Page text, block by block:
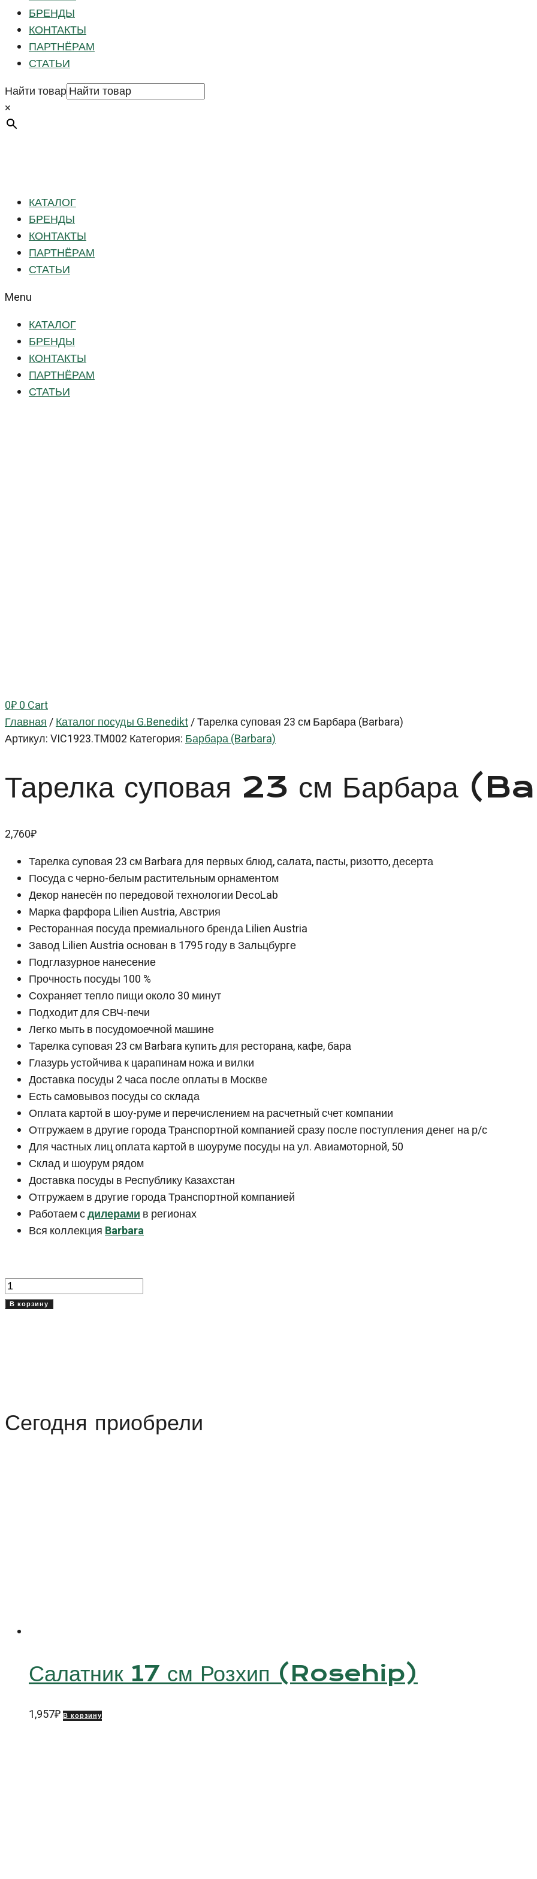
БРЕНДЫ
КОНТАКТЫ
ПАРТНЁРАМ
СТАТЬИ
Найти товар
×
КАТАЛОГ
БРЕНДЫ
КОНТАКТЫ
ПАРТНЁРАМ
СТАТЬИ
Menu
КАТАЛОГ
БРЕНДЫ
КОНТАКТЫ
ПАРТНЁРАМ
СТАТЬИ
0₽0Cart
Главная/Каталог посуды G.Benedikt/Тарелка суповая 23 см Барбара (Barbara)
Артикул:VIC1923.TM002 Категория:Барбара (Barbara)
Тарелка суповая 23 см Барбара
2,760₽
Тарелка суповая 23 см Barbara для первых блюд, салата, пасты, ризотто, десерта
Посуда с черно-белым растительным орнаментом
Декор нанесён по передовой технологии DecoLab
Марка фарфора Lilien Austria, Австрия
Ресторанная посуда премиального бренда Lilien Austria
Завод Lilien Austria основан в 1795 году в Зальцбурге
Подглазурное нанесение
Прочность посуды 100 %
Сохраняет тепло пищи около 30 минут
Подходит для СВЧ-печи
Легко мыть в посудомоечной машине
Тарелка суповая 23 см Barbara купить для ресторана, кафе, бара
Глазурь устойчива к царапинам ножа и вилки
Доставка посуды 2 часа после оплаты в Москве
Есть самовывоз посуды со склада
Оплата картой в шоу-руме и перечислением на расчетный счет компании
Отгружаем в другие города Транспортной компанией сразу после поступления денег на р/с
Для частных лиц оплата картой в шоуруме посуды на ул. Авиамоторной, 50
Склад и шоурум рядом
Доставка посуды в Республику Казахстан
Отгружаем в другие города Транспортной компанией
Работаем сдилерамив регионах
Вся коллекцияBarbara
Количество
товара
В корзину
Сегодня приобрели
Салатник 17 см Розхип (Rosehip)
1,957₽ В корзину